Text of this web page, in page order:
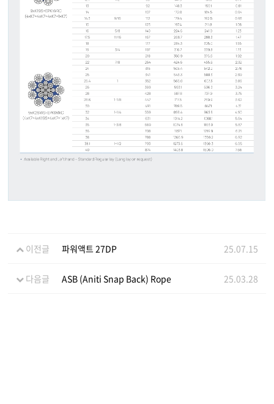
이전글 파워액트 27DP 25.07.15
다음글 ASB (Aniti Snap Back) Rope 25.03.28